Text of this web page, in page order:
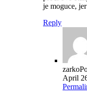
je moguce,
Reply
zarko
April